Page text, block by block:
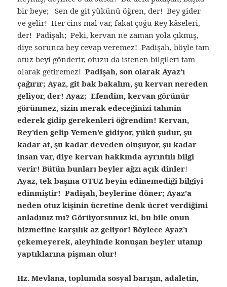
bir beye; Sen de git yükünü öğren, der! Bey gider
ve gelir! Her cins mal var, fakat çoğu Rey kâseleri,
der! Padişah; Peki, kervan ne zaman yola çıkmış,
diye sorunca bey cevap veremez! Padişah, böyle tam
otuz beyi gönderir, otuzu da istenen bilgileri tam
olarak getiremez!Padişah, son olarak Ayaz’ı
çağırır; Ayaz, git bak bakalım, şu kervan nereden
geliyor, der! Ayaz; Efendim, kervan görünür
görünmez, sizin merak edeceğinizi tahmin
ederek gidip gerekenleri öğrendim! Kervan,
Rey’den gelip Yemen’e gidiyor, yükü şudur, şu
kadar at, şu kadar deveden oluşuyor, şu kadar
insan var, diye kervan hakkında ayrıntılı bilgi
verir! Bütün bunları beyler ağzı açık dinler!
Ayaz, tek başına OTUZ beyin edinemediği bilgiyi
edinmiştir! Padişah, beylerine döner; Ayaz’a
neden otuz kişinin ücretine denk ücret verdiğimi
anladınız mı? Görüyorsunuz ki, bu bile onun
hizmetine karşılık az geliyor! Böylece Ayaz’ı
çekemeyerek, aleyhinde konuşan beyler utanıp
yaptıklarına pişman olur!
Hz. Mevlana, toplumda sosyal barışın, adaletin,